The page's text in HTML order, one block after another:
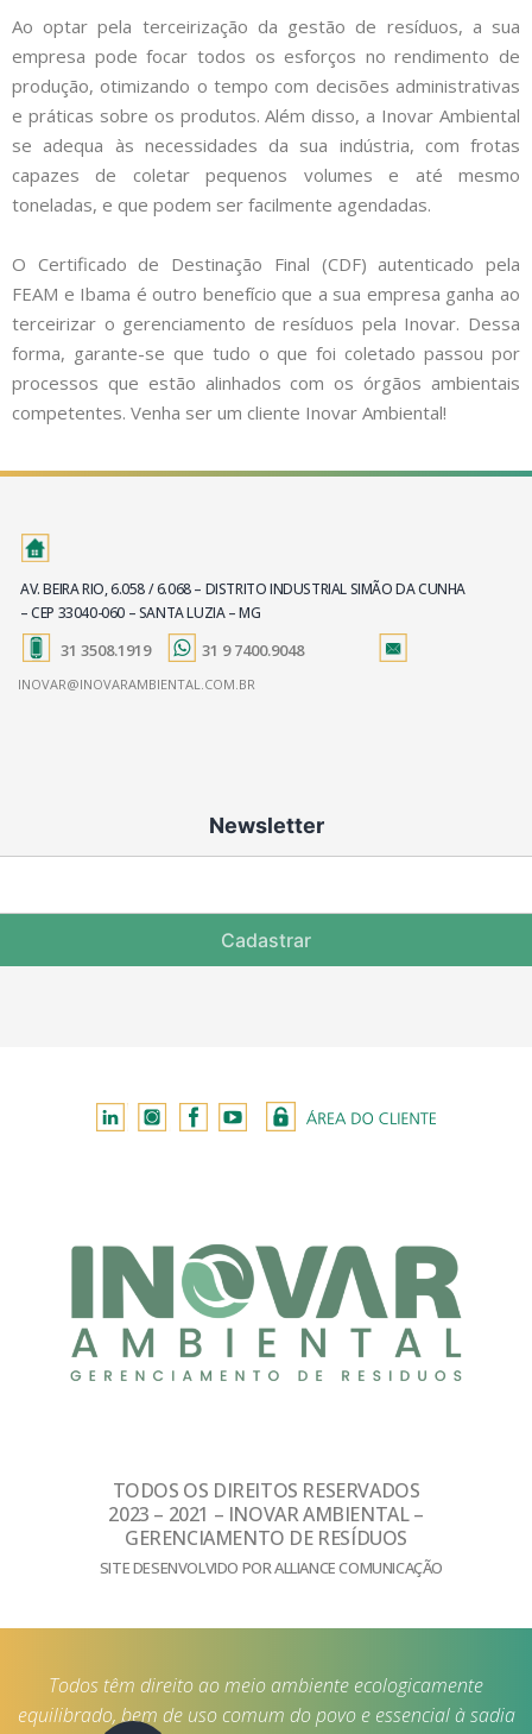
Ao optar pela terceirização da gestão de resíduos, a sua
empresa pode focar todos os esforços no rendimento de
produção, otimizando o tempo com decisões administrativas
e práticas sobre os produtos. Além disso, a Inovar Ambiental
se adequa às necessidades da sua indústria, com frotas
capazes de coletar pequenos volumes e até mesmo
toneladas, e que podem ser facilmente agendadas.
O Certificado de Destinação Final (CDF) autenticado pela
FEAM e Ibama é outro benefício que a sua empresa ganha ao
terceirizar o gerenciamento de resíduos pela Inovar. Dessa
forma, garante-se que tudo o que foi coletado passou por
processos que estão alinhados com os órgãos ambientais
competentes. Venha ser um cliente Inovar Ambiental!
AV. BEIRA RIO, 6.058 / 6.068 – DISTRITO INDUSTRIAL SIMÃO DA CUNHA
– CEP 33040-060 – SANTA LUZIA – MG
31 3508.1919 31 9 7400.9048
INOVAR@INOVARAMBIENTAL.COM.BR
Newsletter
Cadastrar
TODOS OS DIREITOS RESERVADOS
2023 – 2021 – INOVAR AMBIENTAL –
GERENCIAMENTO DE RESÍDUOS
SITE DESENVOLVIDO POR ALLIANCE COMUNICAÇÃO
Todos têm direito ao meio ambiente ecologicamente
equilibrado, bem de uso comum do povo e essencial à sadia